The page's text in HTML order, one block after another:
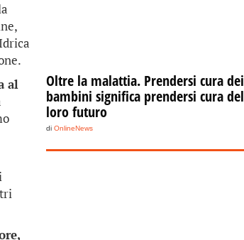
al
Oltre la malattia. Prendersi cura dei
bambini significa prendersi cura del
loro futuro
di OnlineNews